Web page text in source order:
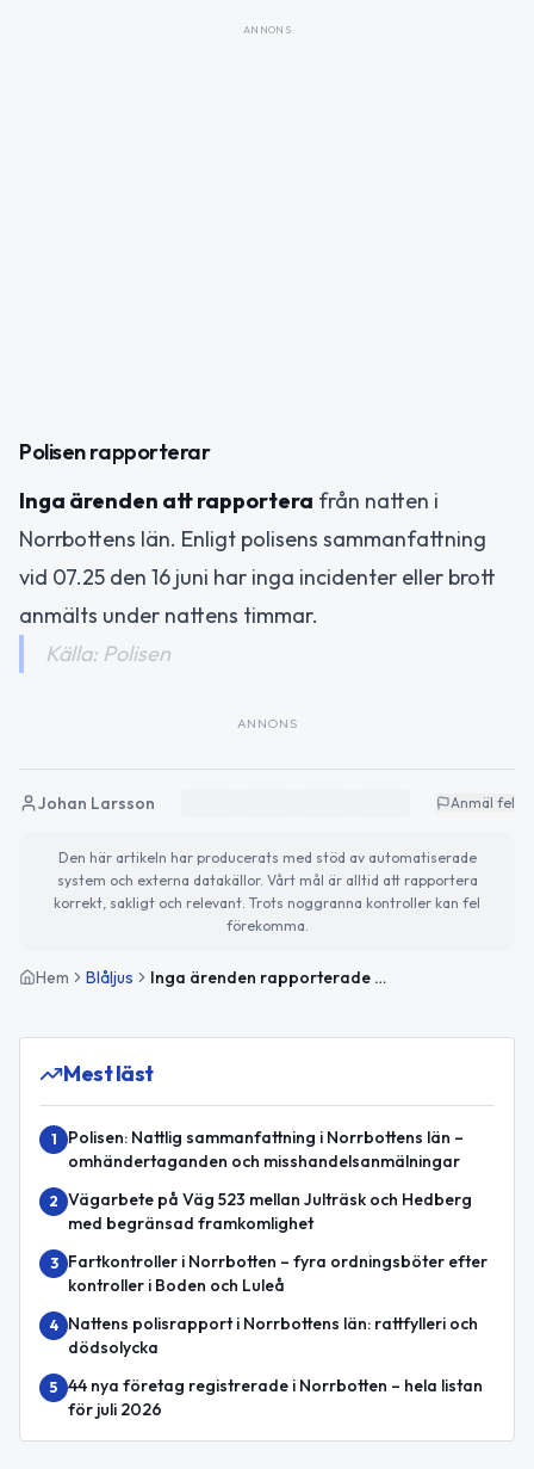
ANNONS
Polisen rapporterar
Inga ärenden att rapportera från natten i
Norrbottens län. Enligt polisens sammanfattning
vid 07.25 den 16 juni har inga incidenter eller brott
anmälts under nattens timmar.
Källa: Polisen
ANNONS
Johan Larsson Anmäl fel
Den här artikeln har producerats med stöd av automatiserade
system och externa datakällor. Vårt mål är alltid att rapportera
korrekt, sakligt och relevant. Trots noggranna kontroller kan fel
förekomma.
Hem Blåljus Inga ärenden rapporterade under natten i Norrbottens län
Mest läst
1
Polisen: Nattlig sammanfattning i Norrbottens län –
omhändertaganden och misshandelsanmälningar
2 Vägarbete på Väg 523 mellan Julträsk och Hedberg
med begränsad framkomlighet
3
Fartkontroller i Norrbotten – fyra ordningsböter efter
kontroller i Boden och Luleå
4
Nattens polisrapport i Norrbottens län: rattfylleri och
dödsolycka
5 44 nya företag registrerade i Norrbotten – hela listan
för juli 2026